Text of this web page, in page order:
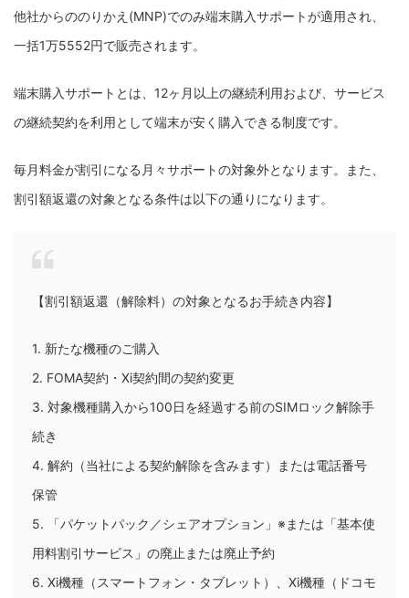
他社からののりかえ(MNP)でのみ端末購入サポートが適用され、
一括1万5552円で販売されます。
端末購入サポートとは、12ヶ月以上の継続利用および、サービス
の継続契約を利用として端末が安く購入できる制度です。
毎月料金が割引になる月々サポートの対象外となります。また、
割引額返還の対象となる条件は以下の通りになります。
【割引額返還（解除料）の対象となるお手続き内容】
1. 新たな機種のご購入
2. FOMA契約・Xi契約間の契約変更
3. 対象機種購入から100日を経過する前のSIMロック解除手
続き
4. 解約（当社による契約解除を含みます）または電話番号
保管
5. 「パケットパック／シェアオプション」※または「基本使
用料割引サービス」の廃止または廃止予約
6. Xi機種（スマートフォン・タブレット）、Xi機種（ドコモ